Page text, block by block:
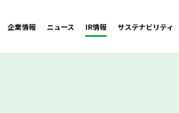
企業情報 ニュース IR情報 サステナビリティ